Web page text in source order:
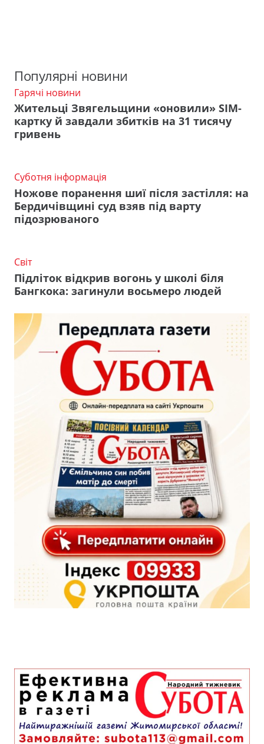
Популярні новини
Гарячі новини
Жительці Звягельщини «оновили» SIM-
картку й завдали збитків на 31 тисячу
гривень
Суботня інформація
Ножове поранення шиї після застілля: на
Бердичівщині суд взяв під варту
підозрюваного
Світ
Підліток відкрив вогонь у школі біля
Бангкока: загинули восьмеро людей